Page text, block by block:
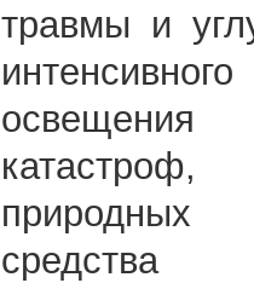
травмы и